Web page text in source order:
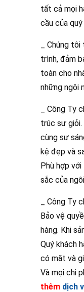
tất cả mọi
cầu của quý
_ Chúng
trình, đảm
toàn cho
những ngôi
_ Công Ty
trúc sư giỏi.
cùng sự
kệ đẹp và
Phù hợp với
sắc của
_ Công Ty
Bảo vệ
hàng. Khi
Quý khách
có mặt và
Và mọi chi
thêm dịch